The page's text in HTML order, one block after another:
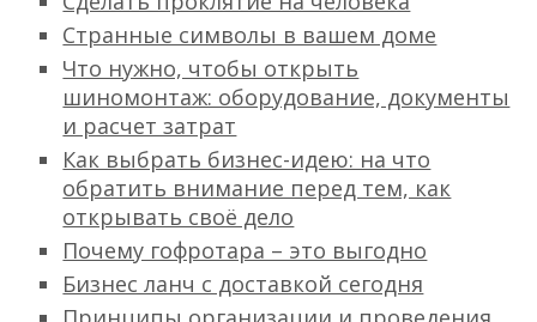
Странные символы в вашем доме
Что нужно, чтобы открыть
шиномонтаж: оборудование, документы
и расчет затрат
Как выбрать бизнес-идею: на что
обратить внимание перед тем, как
открывать своё дело
Почему гофротара – это выгодно
Бизнес ланч с доставкой сегодня